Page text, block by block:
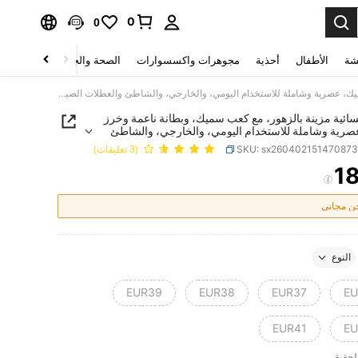
0
0
الأطفال أحذية مجوهرات واكسسوارات الصحة والجمال
صنادل نسائية مزينة بالزهور، مع كعب سميك، وبطانة ناعمة وخرز تدليك، عصرية وشاملة للاستخدام اليومي، والخارجي، والشاطئ والعطلات الصيفية
مزينة بالزهور، مع كعب سميك، وبطانة ناعمة وخرز
وشاملة للاستخدام اليومي، والخارجي، والشاطئ
الصيفية
SKU: (3 تعليقات)
PRICE AND
مجاني
النوع
EUR37
EUR38
EUR39
EUR41